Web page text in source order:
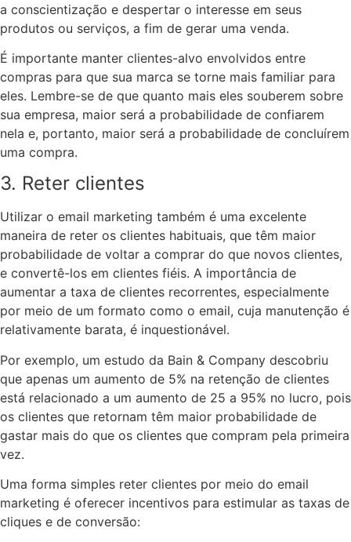
a conscientização e despertar o interesse em seus
produtos ou serviços, a fim de gerar uma venda.
É importante manter clientes-alvo envolvidos entre
compras para que sua marca se torne mais familiar para
eles. Lembre-se de que quanto mais eles souberem sobre
sua empresa, maior será a probabilidade de confiarem
nela e, portanto, maior será a probabilidade de concluírem
uma compra.
3. Reter clientes
Utilizar o email marketing também é uma excelente
maneira de reter os clientes habituais, que têm maior
probabilidade de voltar a comprar do que novos clientes,
e convertê-los em clientes fiéis. A importância de
aumentar a taxa de clientes recorrentes, especialmente
por meio de um formato como o email, cuja manutenção é
relativamente barata, é inquestionável.
Por exemplo, um estudo da Bain & Company descobriu
que apenas um aumento de 5% na retenção de clientes
está relacionado a um aumento de 25 a 95% no lucro, pois
os clientes que retornam têm maior probabilidade de
gastar mais do que os clientes que compram pela primeira
vez.
Uma forma simples reter clientes por meio do email
marketing é oferecer incentivos para estimular as taxas de
cliques e de conversão: